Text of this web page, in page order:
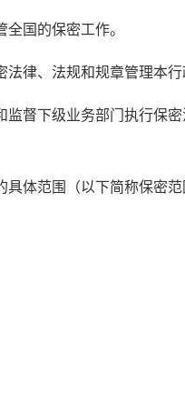
国的保密工作。
律、法规和规章管理本行
督下级业务部门执行保
体范围（以下简称保密范